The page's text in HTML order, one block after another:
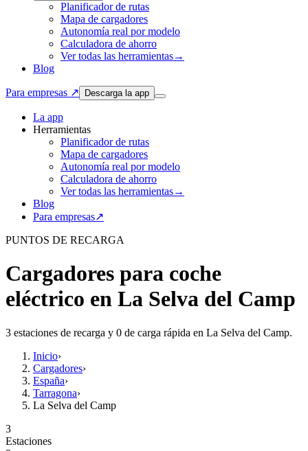
Planificador de rutas
Mapa de cargadores
Autonomía real por modelo
Calculadora de ahorro
Ver todas las herramientas→
Blog
Para empresas ↗ Descarga la app
La app
Herramientas
Planificador de rutas
Mapa de cargadores
Autonomía real por modelo
Calculadora de ahorro
Ver todas las herramientas→
Blog
Para empresas↗
PUNTOS DE RECARGA
Cargadores para coche
eléctrico en La Selva del Camp
3 estaciones de recarga y 0 de carga rápida en La Selva del Camp.
Inicio›
Cargadores›
España›
Tarragona›
La Selva del Camp
3
Estaciones